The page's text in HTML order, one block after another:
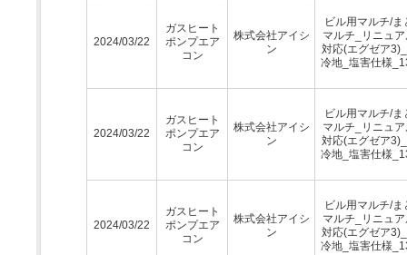
2024/03/22
ガスヒート
ポンプエア
コン
株式会社アイシ
ン
ビル用マルチ/ま
マルチ_リニュ
対応(エグゼア
冷地_塩害仕様
2024/03/22
ガスヒート
ポンプエア
コン
株式会社アイシ
ン
ビル用マルチ/ま
マルチ_リニュ
対応(エグゼア
冷地_塩害仕様
2024/03/22
ガスヒート
ポンプエア
コン
株式会社アイシ
ン
ビル用マルチ/ま
マルチ_リニュ
対応(エグゼア
冷地_塩害仕様